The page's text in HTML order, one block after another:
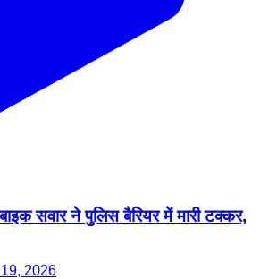
सवार ने पुलिस बैरियर में मारी टक्कर,
2026